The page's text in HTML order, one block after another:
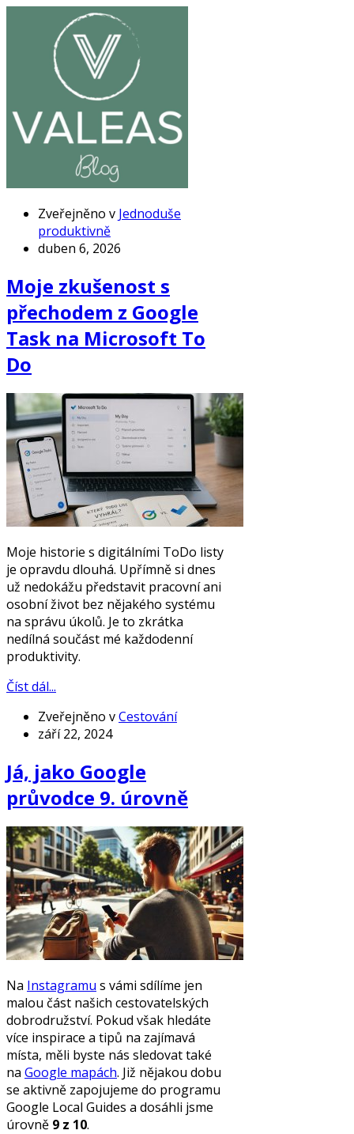
Zveřejněno v Jednoduše
produktivně
duben 6, 2026
Moje zkušenost s
přechodem z Google
Task na Microsoft To
Do
Moje historie s digitálními ToDo listy
je opravdu dlouhá. Upřímně si dnes
už nedokážu představit pracovní ani
osobní život bez nějakého systému
na správu úkolů. Je to zkrátka
nedílná součást mé každodenní
produktivity.
Číst dál...
Zveřejněno vCestování
září 22, 2024
Já, jako Google
průvodce 9. úrovně
Na Instagramu s vámi sdílíme jen
malou část našich cestovatelských
dobrodružství. Pokud však hledáte
více inspirace a tipů na zajímavá
místa, měli byste nás sledovat také
na Google mapách. Již nějakou dobu
se aktivně zapojujeme do programu
Google Local Guides a dosáhli jsme
úrovně 9 z 10.